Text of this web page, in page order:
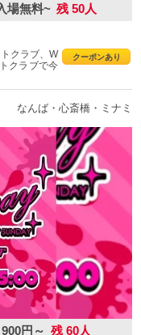
場無料~ 残 50人
クーポンあり
クラブ、W
クラブで今
なんば・心斎橋・ミナミ
900円～ 残 60人